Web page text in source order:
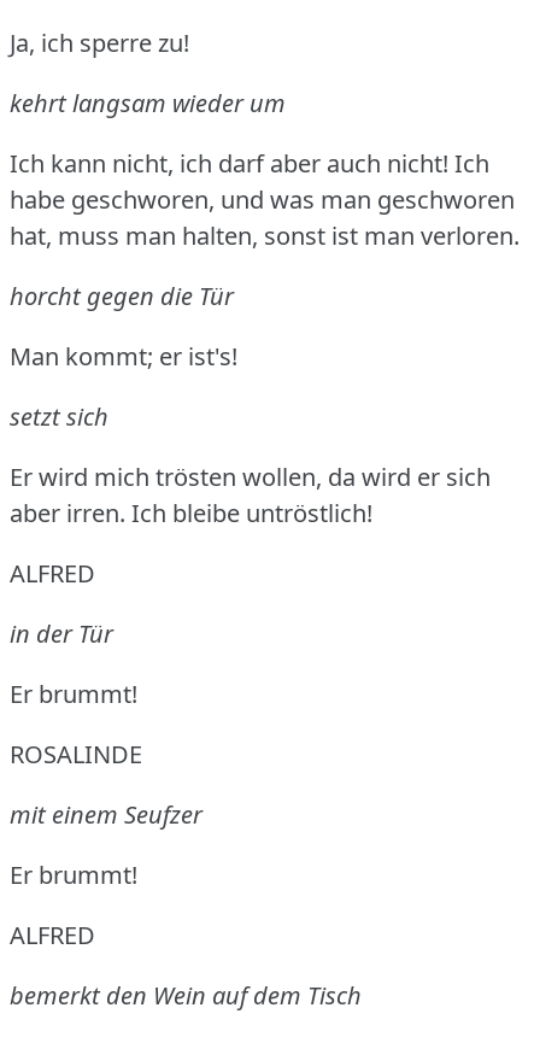
Ja, ich sperre zu!
kehrt langsam wieder um
Ich kann nicht, ich darf aber auch nicht! Ich
habe geschworen, und was man geschworen
hat, muss man halten, sonst ist man verloren.
horcht gegen die Tür
Man kommt; er ist's!
setzt sich
Er wird mich trösten wollen, da wird er sich
aber irren. Ich bleibe untröstlich!
ALFRED
in der Tür
Er brummt!
ROSALINDE
mit einem Seufzer
Er brummt!
ALFRED
bemerkt den Wein auf dem Tisch